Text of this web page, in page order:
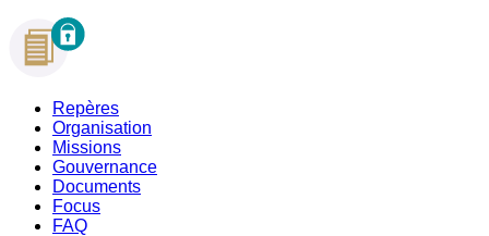
Repères
Organisation
Missions
Gouvernance
Documents
Focus
FAQ